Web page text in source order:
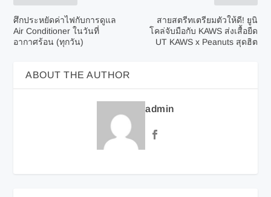
ศึกประหยัดค่าไฟกับการดูแล
Air Conditioner ในวันที่
อากาศร้อน (ทุกวัน)
สายสตรีทเตรียมตัวให้ดี! ยูนิ
โคล่จับมือกับ KAWS ส่งเสื้อยืด
UT KAWS x Peanuts สุดฮิต
ABOUT THE AUTHOR
admin